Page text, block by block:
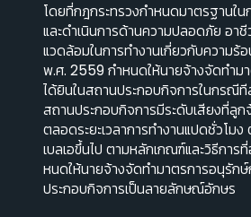
โดยที่กฎกระทรวงกําหนดมาตรฐานใน
และดําเนินการด้านความปลอดภัย อา
แวดล้อมในการทํางานเกี่ยวกับความร้
พ.ศ. 2559 กําหนดให้นายจ้างจัดทําม
ได้ยินในสถานประกอบกิจการในกรณีที
สถานประกอบกิจการมีระดับเสียงที่ลูก
ตลอดระยะเวลาการทํางานแปดชั่วโม
เบลเอขึ้นไป ตามหลักเกณฑ์และวิธีการ
หนดให้นายจ้างจัดทํามาตรการอนุรักษ์
ประกอบกิจการเป็นลายลักษณ์อักษร